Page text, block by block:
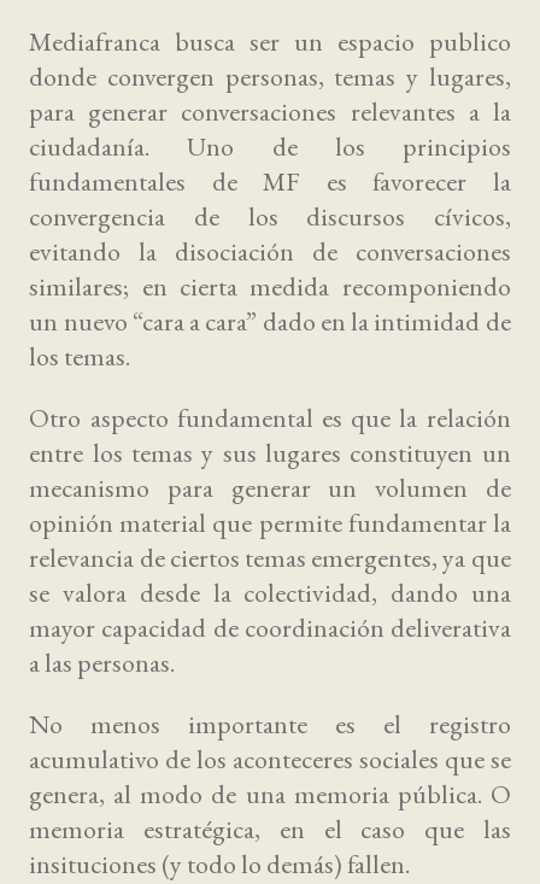
Mediafranca busca ser un espacio publico
donde convergen personas, temas y lugares,
para generar conversaciones relevantes a la
ciudadanía. Uno de los principios
fundamentales de MF es favorecer la
convergencia de los discursos cívicos,
evitando la disociación de conversaciones
similares; en cierta medida recomponiendo
un nuevo “cara a cara” dado en la intimidad de
los temas.
Otro aspecto fundamental es que la relación
entre los temas y sus lugares constituyen un
mecanismo para generar un volumen de
opinión material que permite fundamentar la
relevancia de ciertos temas emergentes, ya que
se valora desde la colectividad, dando una
mayor capacidad de coordinación deliverativa
a las personas.
No menos importante es el registro
acumulativo de los aconteceres sociales que se
genera, al modo de una memoria pública. O
memoria estratégica, en el caso que las
insituciones (y todo lo demás) fallen.